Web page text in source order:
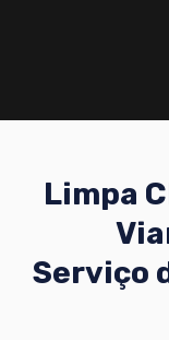
Limpa
Serviço